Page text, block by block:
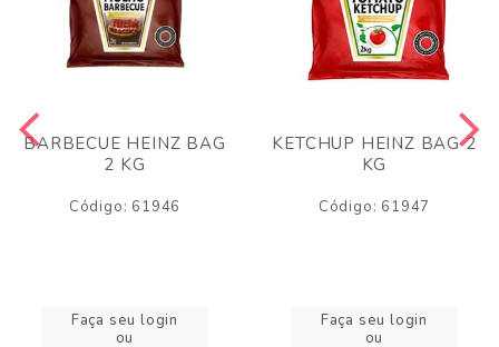
BARBECUE HEINZ BAG
2 KG
Código: 61946
Faça seu login
ou
KETCHUP HEINZ BAG 2
KG
Código: 61947
Faça seu login
ou